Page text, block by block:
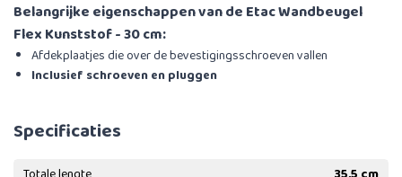
Belangrijke eigenschappen van de Etac Wandbeugel
Flex Kunststof - 30 cm:
Afdekplaatjes die over de bevestigingsschroeven vallen
Inclusief schroeven en pluggen
Specificaties